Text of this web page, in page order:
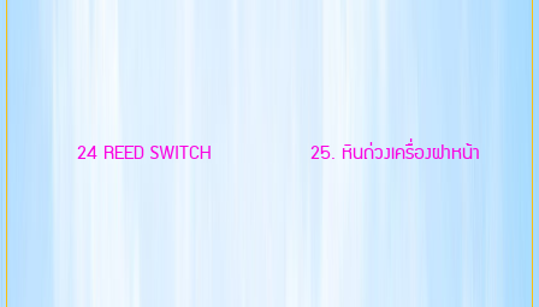
24 REED SWITCH 25. หินถ่วงเครื่องฝาหน้า